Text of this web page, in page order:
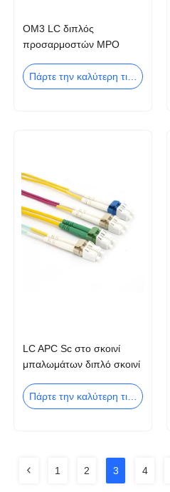
OM3 LC διπλός
προσαρμοστών MPO
συνδετήρων διπλός
πολλαπλού τρόπου
Πάρτε την καλύτερη τιμή
LC APC Sc στο σκοινί
μπαλωμάτων διπλό σκοινί
OM2 OM3 OM4 LC Sc
Πάρτε την καλύτερη τιμή
1 2 3 4